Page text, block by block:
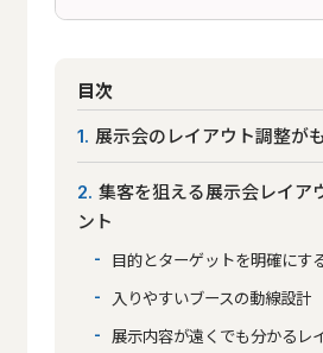
目次
1 展示会のレイアウト調整が
2 集客を狙える展示会レイア
ント
目的とターゲットを明確にす
入りやすいブースの動線設計
展示内容が遠くでも分かるレ